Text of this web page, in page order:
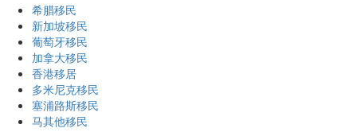
希腊移民
新加坡移民
葡萄牙移民
加拿大移民
香港移居
多米尼克移民
塞浦路斯移民
马其他移民